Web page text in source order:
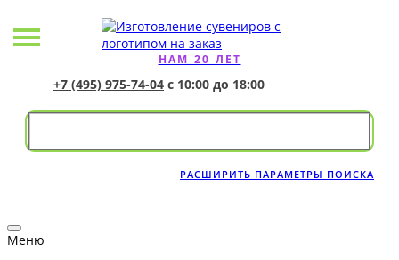
НАМ 20 ЛЕТ
+7 (495) 975-74-04 с 10:00 до 18:00
РАСШИРИТЬ ПАРАМЕТРЫ ПОИСКА
Меню